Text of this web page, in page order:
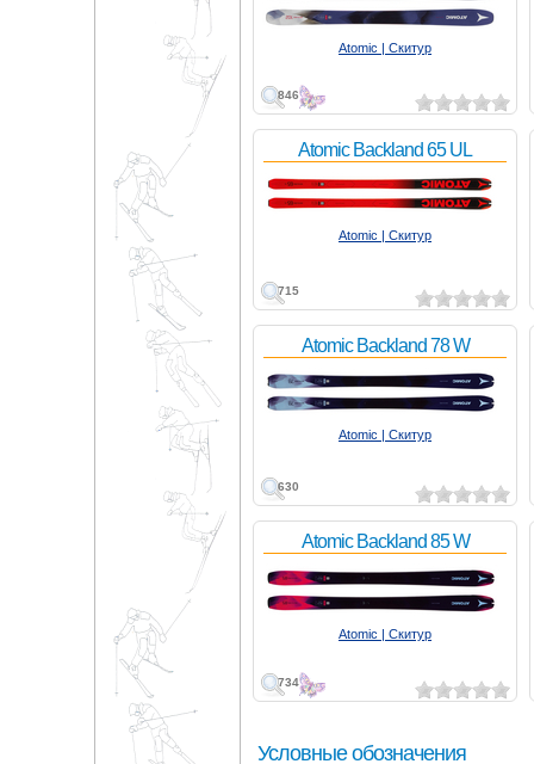
846
Atomic | Скитур
715
Atomic Backland 65 UL
Atomic | Скитур
630
Atomic Backland 78 W
Atomic | Скитур
734
Atomic Backland 85 W
Atomic | Скитур
Условные обозначения